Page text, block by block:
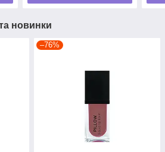
новинки
–76%